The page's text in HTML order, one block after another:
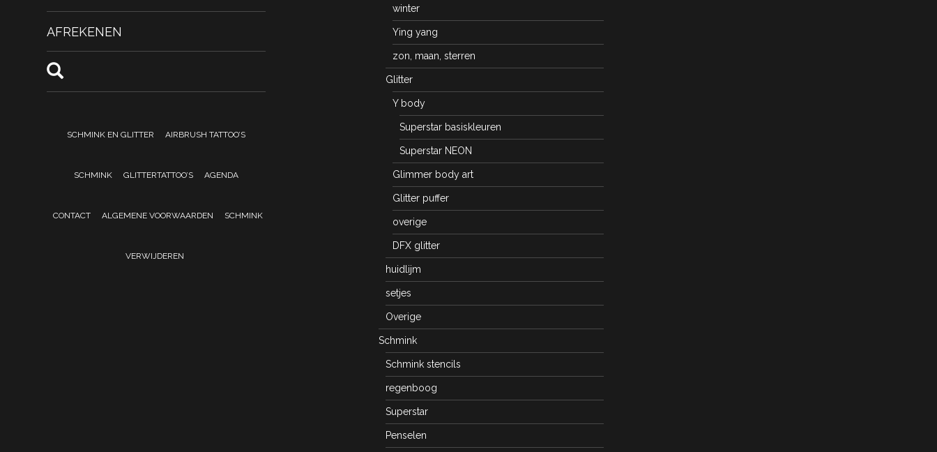
AFREKENEN
SCHMINK EN GLITTER AIRBRUSH TATTOO’S
SCHMINK GLITTERTATTOO’S AGENDA
CONTACT ALGEMENE VOORWAARDEN SCHMINK
VERWIJDEREN
winter
Ying yang
zon, maan, sterren
Glitter
Y body
Superstar basiskleuren
Superstar NEON
Glimmer body art
Glitter puffer
overige
DFX glitter
huidlijm
setjes
Overige
Schmink
Schmink stencils
regenboog
Superstar
Penselen